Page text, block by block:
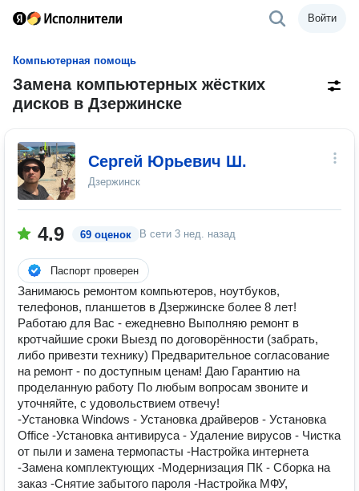
Войти
Компьютерная помощь
Замена компьютерных жёстких
дисков в Дзержинске
Сергей Юрьевич Ш.
Дзержинск
4.9 69 оценок В сети 3 нед. назад
Паспорт проверен
Занимаюсь ремонтом компьютеров, ноутбуков,
телефонов, планшетов в Дзержинске более 8 лет!
Работаю для Вас - ежедневно Выполняю ремонт в
кротчайшие сроки Выезд по договорённости (забрать,
либо привезти технику) Предварительное согласование
на ремонт - по доступным ценам! Даю Гарантию на
проделанную работу По любым вопросам звоните и
уточняйте, с удовольствием отвечу!
-Установка Windows - Установка драйверов - Установка
Office -Установка антивируса - Удаление вирусов - Чистка
от пыли и замена термопасты -Настройка интернета
-Замена комплектующих -Модернизация ПК - Сборка на
заказ -Снятие забытого пароля -Настройка МФУ,